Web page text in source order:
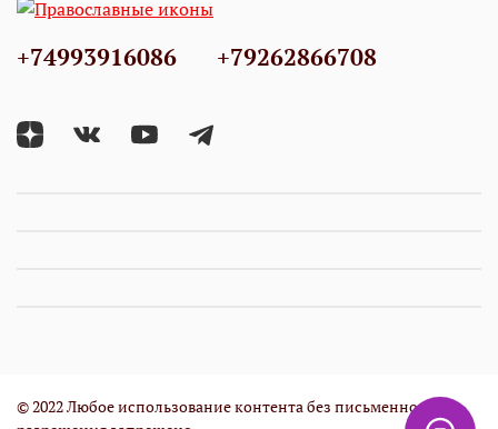
+74993916086 +79262866708
© 2022 Любое использование контента без письменного